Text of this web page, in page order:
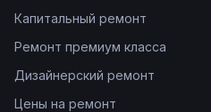
Капитальный ремонт
Ремонт премиум класса
Дизайнерский ремонт
Цены на ремонт